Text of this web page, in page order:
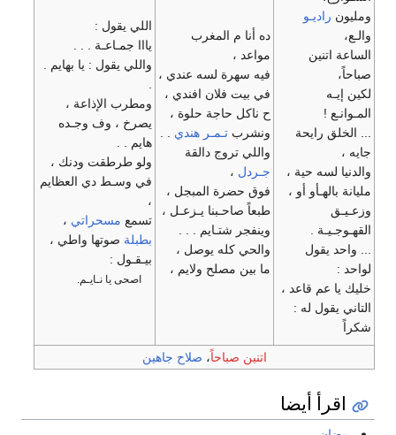
راديـو
حية ،
أو ،
قاعد ،
له :
ده أنا م المغرب
مواعد ،
فيه سهرة لسه عندي ،
في بيت فلان افندي ،
ح ناكل حاجة حلوة ،
ونشرب
تـمـر هندي. .
واللي تروج دالقة
جـردل،
فوق حضرة المبجل ،
طبعاً صاحـبنا يـزعـل ،
وينفجر شتـايم . . .
والحي كله يوصل ،
ما بين مصلح ولايم ،
يااا جمـاعـة . . .
واللي يقول : يا بهايم .
ومطرب الإذاعة ،
يصرخ ، وف وجـده
هايم . .
ولو طرطقت ودنك ،
في وسـط دي العظايم
،
تسمع
مسحراتي،
بطبلة
صوتها واطي ،
بيـقـول :
اصحى يا نـايـم.
صلاح جاهين
أيضا